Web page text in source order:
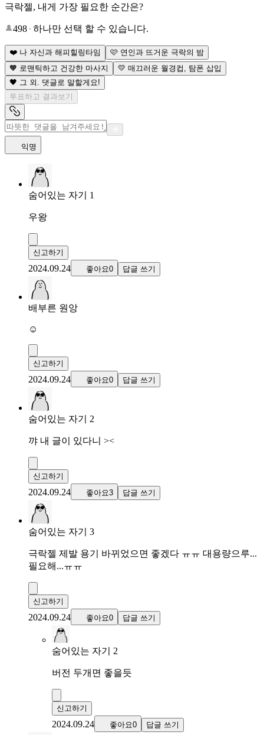
극락젤, 내게 가장 필요한 순간은?
498 하나만 선택 할 수 있습니다.
❤️ 나 자신과 해피힐링타임
🩷 연인과 뜨거운 극락의 밤
🧡 로맨틱하고 건강한 마사지
💛 매끄러운 월경컵, 탐폰 삽입
🖤 그 외. 댓글로 말할게요!
투표하고 결과보기
익명
숨어있는 자기 1
우왕
신고하기
2024.09.24 좋아요0 답글 쓰기
배부른 원앙
☺️
신고하기
2024.09.24 좋아요0 답글 쓰기
숨어있는 자기 2
꺄 내 글이 있다니 ><
신고하기
2024.09.24 좋아요3 답글 쓰기
숨어있는 자기 3
극락젤 제발 용기 바뀌었으면 좋겠다 ㅠㅠ 대용량으루...
필요해...ㅠㅠ
신고하기
2024.09.24 좋아요0 답글 쓰기
숨어있는 자기 2
버전 두개면 좋을듯
신고하기
2024.09.24 좋아요0 답글 쓰기